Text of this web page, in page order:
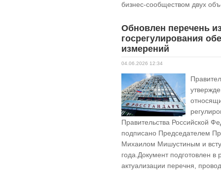
бизнес-сообществом двух
Обновлен перечень
госрегулирования
измерений
04.06.2026 12:34
Правительства Российской
подписано Председателем
Михаилом Мишустиным и
года.Документ подготовлен
актуализации перечня,